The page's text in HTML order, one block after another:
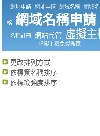
網址申請 網址申請 網域名稱 網域
格 網域名稱申請
名稱註冊 網站代管 虛擬主
虛擬主機免費搬家
更改排列方式
依標簽名稱排序
依標籤強度排序